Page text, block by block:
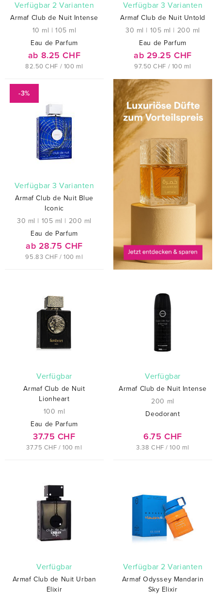
verfügbar 2 Varianten
Armaf Club de Nuit Intense
10 ml |105 ml
Eau de Parfum
ab 8.25 CHF
82.50 CHF / 100 ml
verfügbar 3 Varianten
Armaf Club de Nuit Untold
30 ml | 105 ml | 200 ml
Eau de Parfum
ab 29.25 CHF
97.50 CHF / 100 ml
-3%
verfügbar 3 Varianten
Armaf Club de Nuit Blue
Iconic
30 ml | 105 ml | 200 ml
Eau de Parfum
ab 28.75 CHF
95.83 CHF / 100 ml
verfügbar
Armaf Club de Nuit
Lionheart
100 ml
Eau de Parfum
37.75 CHF
37.75 CHF / 100 ml
verfügbar
Armaf Club de Nuit Intense
200 ml
Deodorant
6.75 CHF
3.38 CHF / 100 ml
verfügbar
Armaf Club de Nuit Urban
Elixir
verfügbar 2 Varianten
Armaf Odyssey Mandarin
Sky Elixir